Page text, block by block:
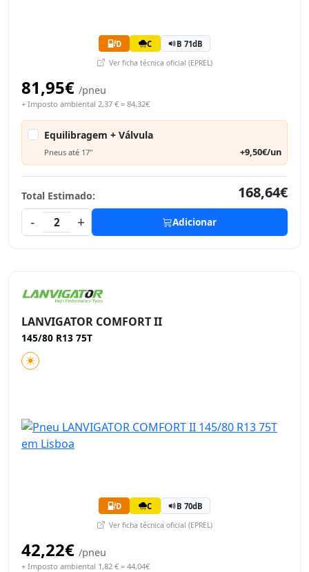
D C B 71dB
Ver ficha técnica oficial (EPREL)
81,95€ /pneu
+ Imposto ambiental 2,37 € = 84,32€
Equilibragem + Válvula
Pneus até 17" +9,50€/un
Total Estimado:
168,64€
-
2 + Adicionar
LANVIGATOR COMFORT II
145/80 R13 75T
D C B 70dB
Ver ficha técnica oficial (EPREL)
42,22€ /pneu
+ Imposto ambiental 1,82 € = 44,04€